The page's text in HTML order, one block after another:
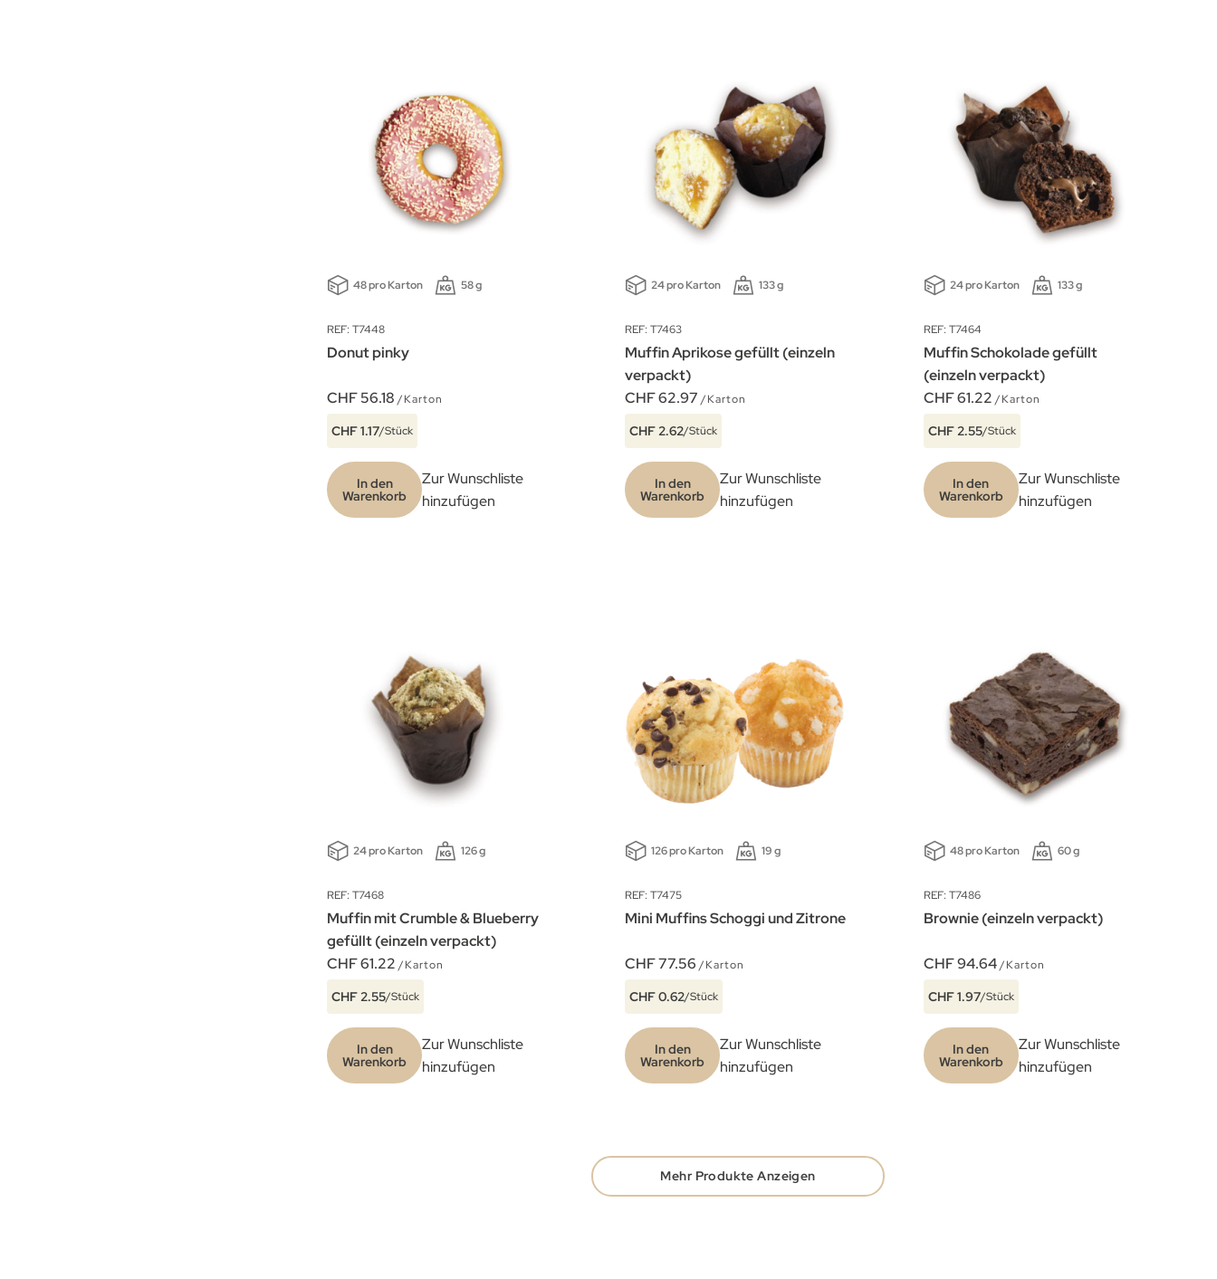
48 pro Karton 58 g
REF: T7448
Donut pinky
CHF 56.18 /Karton
CHF 1.17/Stück
In den
Warenkorb
Zur Wunschliste
hinzufügen
24 pro Karton 133 g
REF: T7463
Muffin Aprikose gefüllt (einzeln
verpackt)
CHF 62.97 /Karton
CHF 2.62/Stück
In den
Warenkorb
Zur Wunschliste
hinzufügen
24 pro Karton 133 g
REF: T7464
Muffin Schokolade gefüllt
(einzeln verpackt)
CHF 61.22 /Karton
CHF 2.55/Stück
In den
Warenkorb
Zur Wunschliste
hinzufügen
24 pro Karton 126 g
REF: T7468
Muffin mit Crumble & Blueberry
gefüllt (einzeln verpackt)
CHF 61.22 /Karton
CHF 2.55/Stück
In den
Warenkorb
Zur Wunschliste
hinzufügen
126 pro Karton 19 g
REF: T7475
Mini Muffins Schoggi und Zitrone
CHF 77.56 /Karton
CHF 0.62/Stück
In den
Warenkorb
Zur Wunschliste
hinzufügen
48 pro Karton 60 g
REF: T7486
Brownie (einzeln verpackt)
CHF 94.64 /Karton
CHF 1.97/Stück
In den
Warenkorb
Zur Wunschliste
hinzufügen
Mehr Produkte Anzeigen